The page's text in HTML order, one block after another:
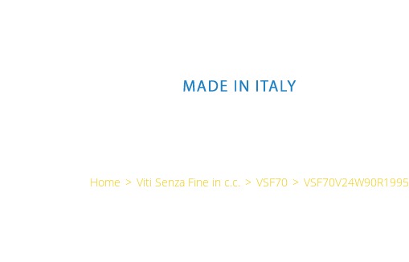
Home > Viti Senza Fine in c.c. > VSF70 > VSF70V24W90R1995